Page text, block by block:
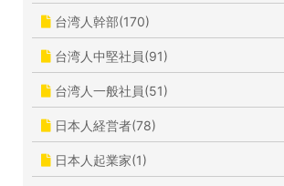
台湾人幹部(170)
台湾人中堅社員(91)
台湾人一般社員(51)
日本人経営者(78)
日本人起業家(1)